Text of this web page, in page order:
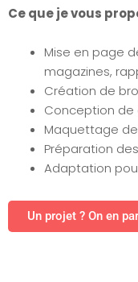
Ce que je vous
Mise en page
magazines,
Création de
Conception
Maquettage
Préparation
Adaptation
Un projet ? On en